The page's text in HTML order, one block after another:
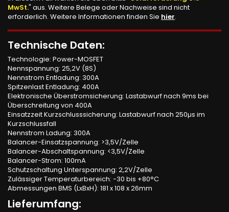
MwSt." aus. Weitere Belege oder Nachweise sind nicht
erforderlich. Weitere Informationen finden Sie hier.
Technische Daten:
Technologie: Power-MOSFET
Nennspannung: 25,2V (8S)
Nennstrom Entladung: 300A
Spitzenlast Entladung: 400A
Elektronische Überstromsicherung: Lastabwurf nach 9ms bei
Überschreitung von 400A
Einsatzzeit Kurzschlusssicherung: Lastabwurf nach 250µs im
Kurzschlussfall
Nennstrom Ladung: 300A
Balancer-Einsatzspannung: >3,5V/Zelle
Balancer-Abschaltspannung: <3,5V/Zelle
Balancer-Strom: 100mA
Schutzschaltung Unterspannung: 2,2V/Zelle
Zulässiger Temperaturbereich: -30 bis +80°C
Abmessungen BMS (LxBxH): 181 x 108 x 26mm
Lieferumfang: